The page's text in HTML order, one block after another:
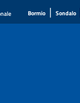
Bormio | Sondalo